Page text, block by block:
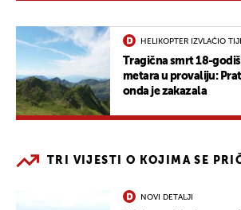
HELIKOPTER IZVLAČIO
Tragična smrt 18-
metara u provaliju:
onda je zakazala
TRI VIJESTI O KOJIMA SE
NOVI DETALJI